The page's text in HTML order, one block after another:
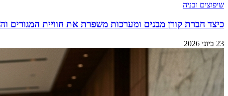
שיפוצים ובניה
כיצד חברת קורן מבנים ומערכות משפרת את חוויית המגורים
23 ביוני 2026